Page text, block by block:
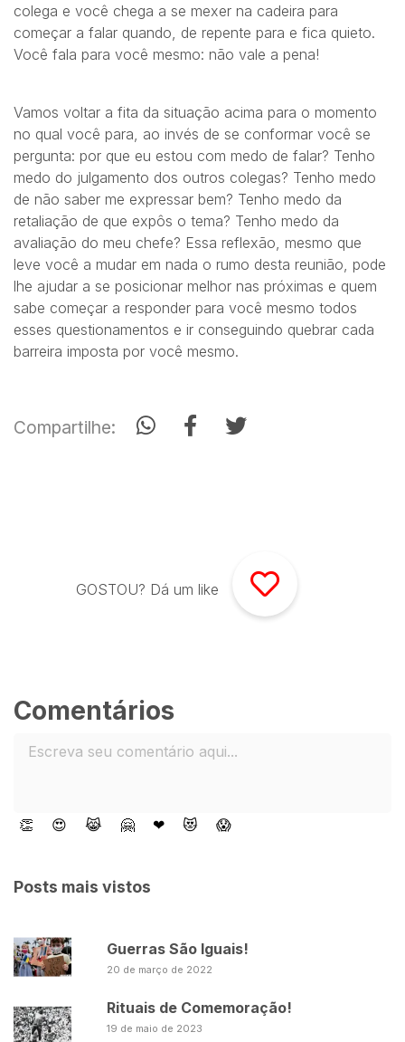
colega e você chega a se mexer na cadeira para
começar a falar quando, de repente para e fica quieto.
Você fala para você mesmo: não vale a pena!
Vamos voltar a fita da situação acima para o momento
no qual você para, ao invés de se conformar você se
pergunta: por que eu estou com medo de falar? Tenho
medo do julgamento dos outros colegas? Tenho medo
de não saber me expressar bem? Tenho medo da
retaliação de que expôs o tema? Tenho medo da
avaliação do meu chefe? Essa reflexão, mesmo que
leve você a mudar em nada o rumo desta reunião, pode
lhe ajudar a se posicionar melhor nas próximas e quem
sabe começar a responder para você mesmo todos
esses questionamentos e ir conseguindo quebrar cada
barreira imposta por você mesmo.
Compartilhe:
GOSTOU? Dá um like
Comentários
👏 😍 😹 🤗 ❤ 😻 😱
Posts mais vistos
Guerras São Iguais!
20 de março de 2022
Rituais de Comemoração!
19 de maio de 2023